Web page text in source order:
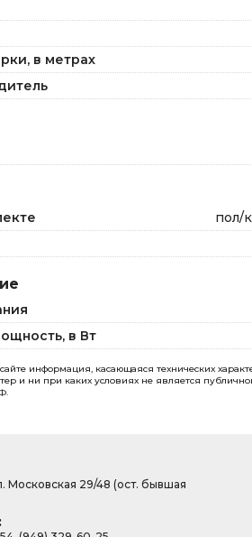
в метрах
пол/
в Вт
информация, касающаяся технических
и ни при каких условиях не является
Московская 29/48 (ост. бывшая